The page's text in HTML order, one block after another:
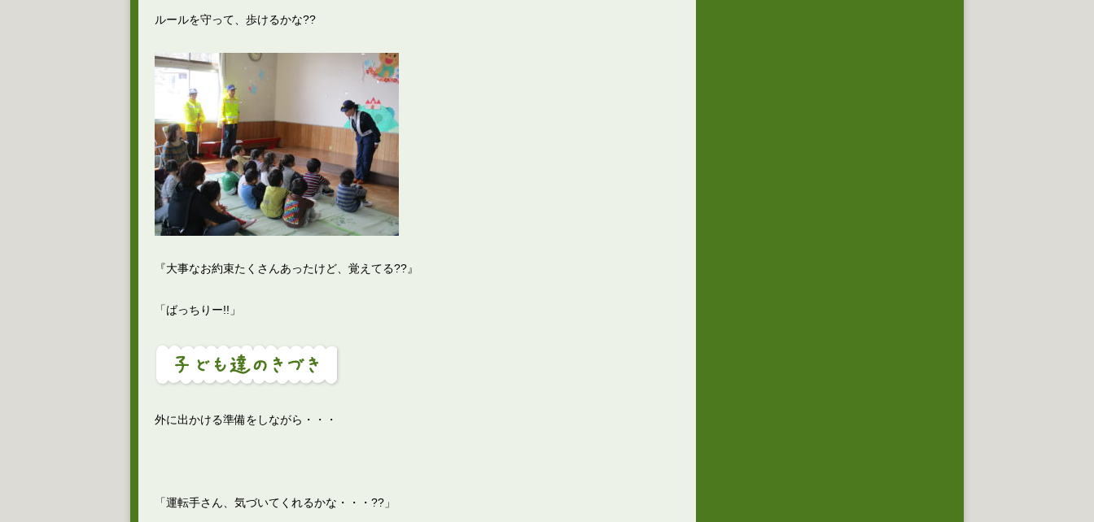
ルールを守って、歩けるかな??
『大事なお約束たくさんあったけど、覚えてる??』
「ばっちりー!!」
外に出かける準備をしながら・・・
「運転手さん、気づいてくれるかな・・・??」